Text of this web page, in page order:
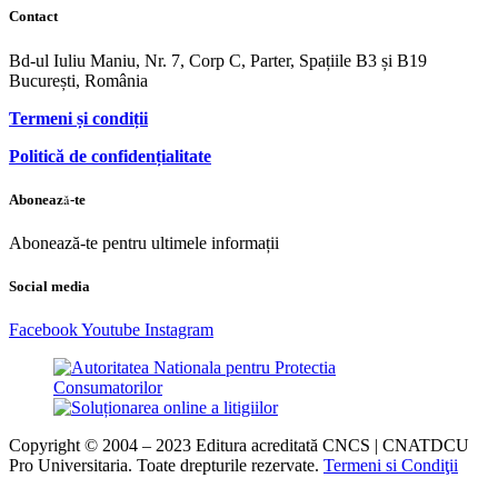
Contact
Bd-ul Iuliu Maniu, Nr. 7, Corp C, Parter, Spațiile B3 și B19
București, România
Termeni și condiții
Politică de confidențialitate
Abonează-te
Abonează-te pentru ultimele informații
Social media
FacebookYoutube Instagram
Copyright © 2004 – 2023 Editura acreditată CNCS | CNATDCU
Pro Universitaria. Toate drepturile rezervate. Termeni si Condiţii